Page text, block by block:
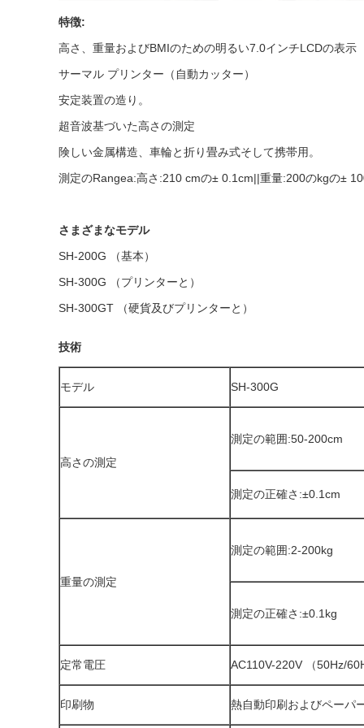
特徴:
高さ、重量およびBMIのための明るい7.0インチLCDの表示
サーマル プリンター（自動カッター）
安定装置の造り。
超音波基づいた高さの測定
険しい金属構造、車輪と折り畳み式そして携帯用。
測定のRangea:高さ:210 cmの± 0.1cm||重量:200のkgの±
さまざまなモデル
SH-200G （基本）
SH-300G （プリンターと）
SH-300GT （硬貨及びプリンターと）
技術
モデル SH-300G
高さの測定
測定の範囲:50-200cm
測定の正確さ:±0.1cm
重量の測定
測定の範囲:2-200kg
測定の正確さ:±0.1kg
定常電圧 AC110V-220V （50Hz/
印刷物 熱自動印刷およびペーパ